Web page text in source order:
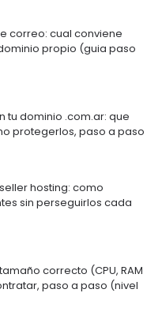
correo: cual conviene
propio (guia paso
tu dominio .com.ar: que
protegerlos, paso a paso
hosting: como
sin perseguirlos cada
correcto (CPU, RAM
paso a paso (nivel